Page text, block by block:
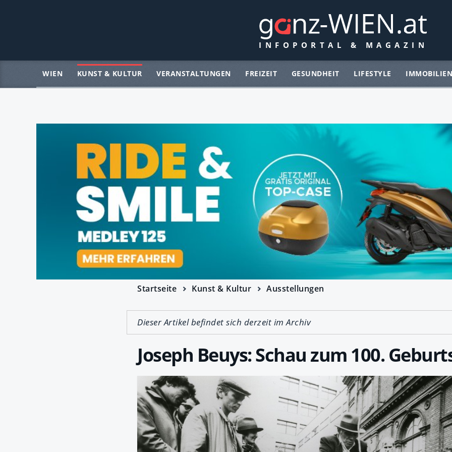
WIEN KUNST & KULTUR VERANSTALTUNGEN FREIZEIT GESUNDHEIT LIFESTYLE
Startseite Kunst & Kultur Ausstellungen
Dieser Artikel befindet sich derzeit im Archiv
Joseph Beuys: Schau zum 100.